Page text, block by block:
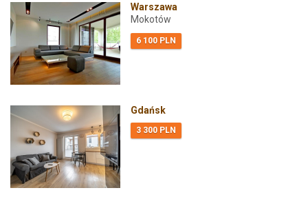
Warszawa
Mokotów
6 100 PLN
Gdańsk
3 300 PLN